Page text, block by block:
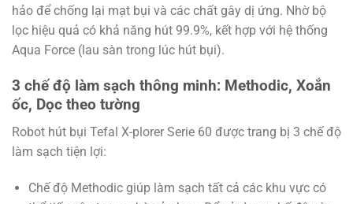
hảo để chống lại mạt bụi và các chất gây dị ứng. Nhờ bộ
lọc hiệu quả có khả năng hút 99.9%, kết hợp với hệ thống
Aqua Force (lau sàn trong lúc hút bụi).
3 chế độ làm sạch thông minh: Methodic, Xoắn
ốc, Dọc theo tường
Robot hút bụi Tefal X-plorer Serie 60 được trang bị 3 chế độ
làm sạch tiện lợi:
Chế độ Methodic giúp làm sạch tất cả các khu vực có